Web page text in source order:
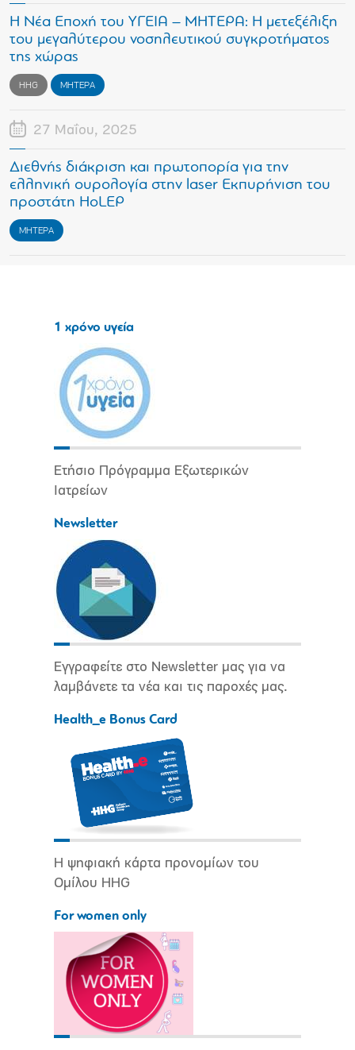
Η Νέα Εποχή του ΥΓΕΙΑ – ΜΗΤΕΡΑ: Η μετεξέλιξη
του μεγαλύτερου νοσηλευτικού συγκροτήματος
της χώρας
HHG ΜΗΤΕΡΑ
27 Μαΐου, 2025
Διεθνής διάκριση και πρωτοπορία για την
ελληνική ουρολογία στην laser Εκπυρήνιση του
προστάτη ΗoLEP
ΜΗΤΕΡΑ
1 χρόνο υγεία
Ετήσιο Πρόγραμμα Εξωτερικών
Ιατρείων
Newsletter
Εγγραφείτε στο Newsletter μας για να
λαμβάνετε τα νέα και τις παροχές μας.
Health_e Bonus Card
Η ψηφιακή κάρτα προνομίων του
Ομίλου HHG
For women only